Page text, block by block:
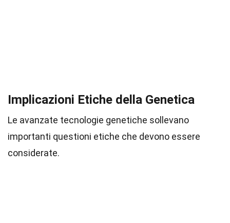
Implicazioni Etiche della Genetica
Le avanzate tecnologie genetiche sollevano
importanti questioni etiche che devono essere
considerate.